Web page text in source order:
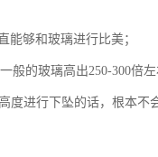
能够和玻璃进行比美；
般的玻璃高出250-300倍
进行下坠的话，根本不